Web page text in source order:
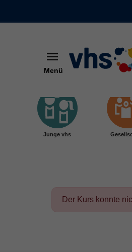
Menü
Junge vhs
Der Kurs konnte